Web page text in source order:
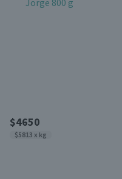
$4650
$5813 x kg